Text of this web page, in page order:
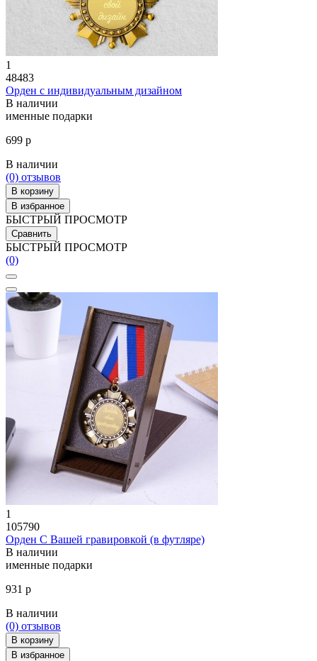
1
48483
Орден с индивидуальным дизайном
В наличии
именные подарки
699 р
В наличии
(0) отзывов
В корзину
В избранное
БЫСТРЫЙ ПРОСМОТР
Сравнить
БЫСТРЫЙ ПРОСМОТР
(0)
1
105790
Орден С Вашей гравировкой (в футляре)
В наличии
именные подарки
931 р
В наличии
(0) отзывов
В корзину
В избранное